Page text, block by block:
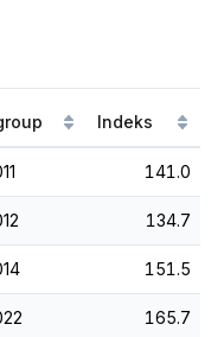
Indeks
141.0
134.7
151.5
165.7